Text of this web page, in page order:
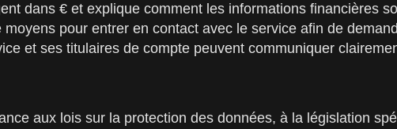
dans € et explique comment les informations financières
pour entrer en contact avec le service afin de
et ses titulaires de compte peuvent communiquer
aux lois sur la protection des données, à la législation